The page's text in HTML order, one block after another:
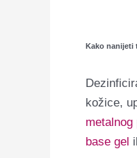
Kako nanijeti
kožice,
base gel